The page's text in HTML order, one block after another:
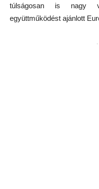
túlságosan is nagy
együttműködést ajánlott
-